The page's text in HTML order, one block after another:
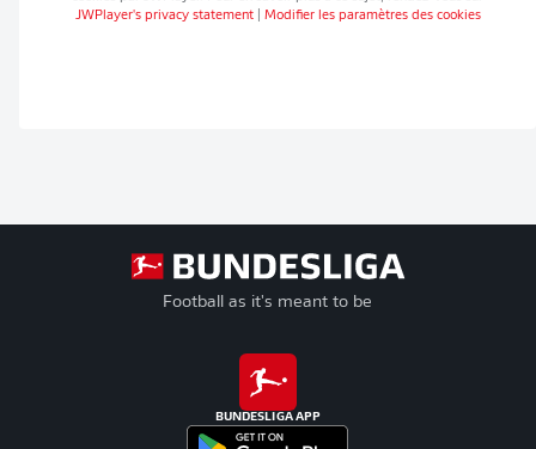
JWPlayer's privacy statement| Modifier les paramètres des cookies
Football as it's meant to be
BUNDESLIGA APP